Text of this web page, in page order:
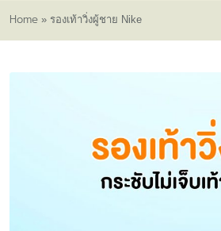
Home » รองเท้าวิ่งผู้ชาย Nike